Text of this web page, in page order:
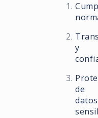
y
de
datos